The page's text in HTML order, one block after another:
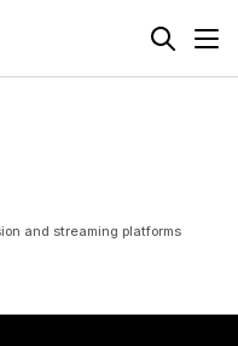
and streaming platforms